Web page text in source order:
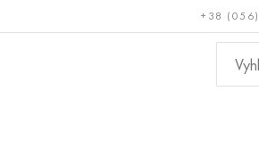
+38
Bronz, měď,
kovy